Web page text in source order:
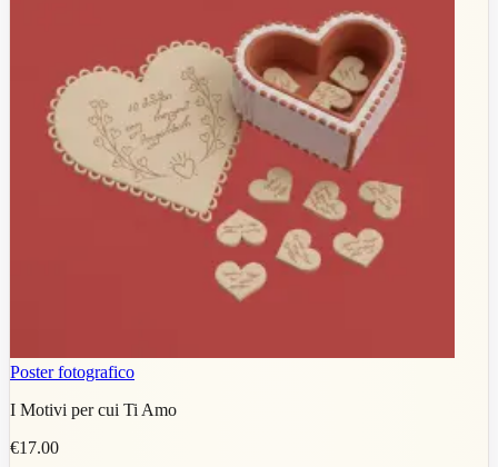
Poster fotografico
I Motivi per cui Ti Amo
€17.00